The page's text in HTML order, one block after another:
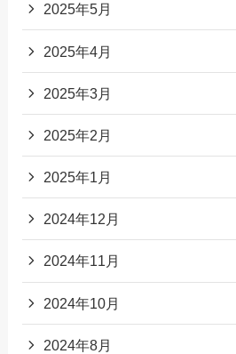
2025年5月
2025年4月
2025年3月
2025年2月
2025年1月
2024年12月
2024年11月
2024年10月
2024年8月